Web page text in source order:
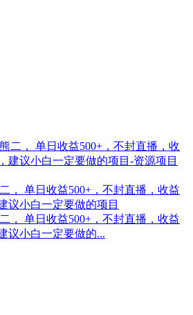
， 单日收益500+，不封直播，收益
议小白一定要做的项目
， 单日收益500+，不封直播，收益
议小白一定要做的...